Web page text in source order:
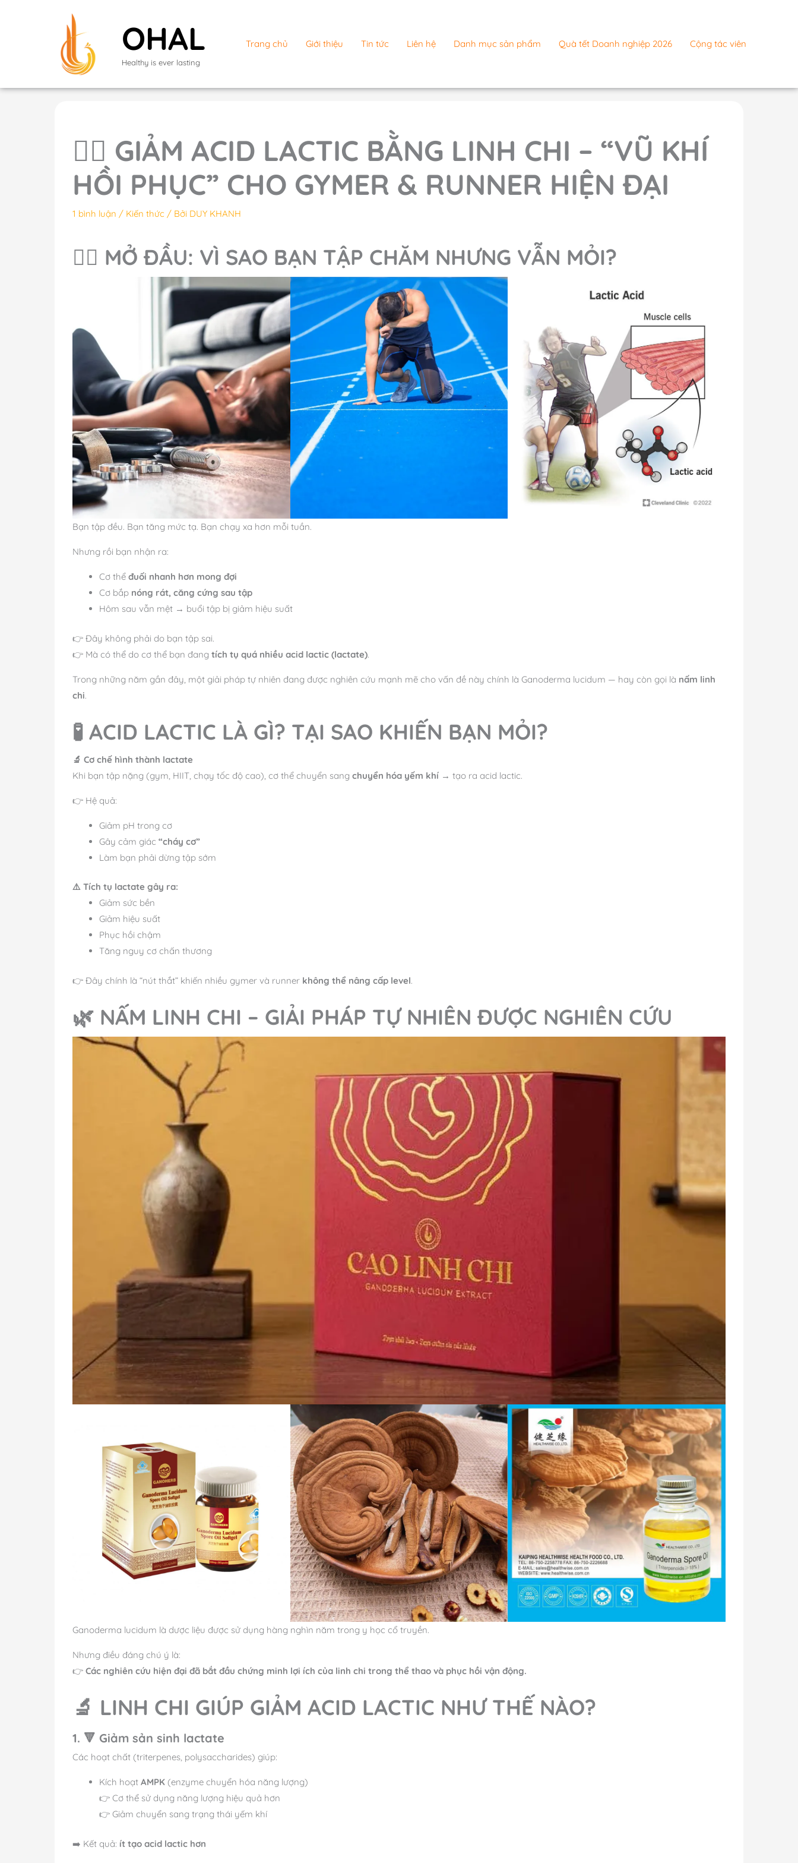
OHAL
Healthy is ever lasting
Trang chủ Giới thiệu Tin tức Liên hệ Danh mục sản phẩm Quà tết Doanh nghiệp 2026 Cộng tác viên
🏃‍♂️ GIẢM ACID LACTIC BẰNG LINH CHI – “VŨ KHÍ
HỒI PHỤC” CHO GYMER & RUNNER HIỆN ĐẠI
1 bình luận / Kiến thức / Bởi DUY KHANH
🏃‍♂️ MỞ ĐẦU: VÌ SAO BẠN TẬP CHĂM NHƯNG VẪN MỎI?
Bạn tập đều. Bạn tăng mức tạ. Bạn chạy xa hơn mỗi tuần.
Nhưng rồi bạn nhận ra:
Cơ thể đuối nhanh hơn mong đợi
Cơ bắp nóng rát, căng cứng sau tập
Hôm sau vẫn mệt → buổi tập bị giảm hiệu suất
👉 Đây không phải do bạn tập sai.
👉 Mà có thể do cơ thể bạn đang tích tụ quá nhiều acid lactic (lactate).
Trong những năm gần đây, một giải pháp tự nhiên đang được nghiên cứu mạnh mẽ cho vấn đề này chính là Ganoderma lucidum — hay còn gọi là nấm linh
chi.
🧪 ACID LACTIC LÀ GÌ? TẠI SAO KHIẾN BẠN MỎI?
🔬 Cơ chế hình thành lactate
Khi bạn tập nặng (gym, HIIT, chạy tốc độ cao), cơ thể chuyển sang chuyển hóa yếm khí → tạo ra acid lactic.
👉 Hệ quả:
Giảm pH trong cơ
Gây cảm giác “cháy cơ”
Làm bạn phải dừng tập sớm
⚠️ Tích tụ lactate gây ra:
Giảm sức bền
Giảm hiệu suất
Phục hồi chậm
Tăng nguy cơ chấn thương
👉 Đây chính là “nút thắt” khiến nhiều gymer và runner không thể nâng cấp level.
🌿 NẤM LINH CHI – GIẢI PHÁP TỰ NHIÊN ĐƯỢC NGHIÊN CỨU
Ganoderma lucidum là dược liệu được sử dụng hàng nghìn năm trong y học cổ truyền.
Nhưng điều đáng chú ý là:
👉 Các nghiên cứu hiện đại đã bắt đầu chứng minh lợi ích của linh chi trong thể thao và phục hồi vận động.
🔬 LINH CHI GIÚP GIẢM ACID LACTIC NHƯ THẾ NÀO?
1. 🔻 Giảm sản sinh lactate
Các hoạt chất (triterpenes, polysaccharides) giúp:
Kích hoạt AMPK (enzyme chuyển hóa năng lượng)
👉 Cơ thể sử dụng năng lượng hiệu quả hơn
👉 Giảm chuyển sang trạng thái yếm khí
➡️ Kết quả: ít tạo acid lactic hơn